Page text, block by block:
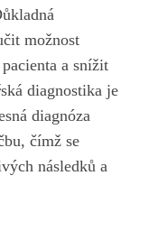
možnost
a ‌snížit
diagnostika je
diagnóza
⁣čímž se
následků a